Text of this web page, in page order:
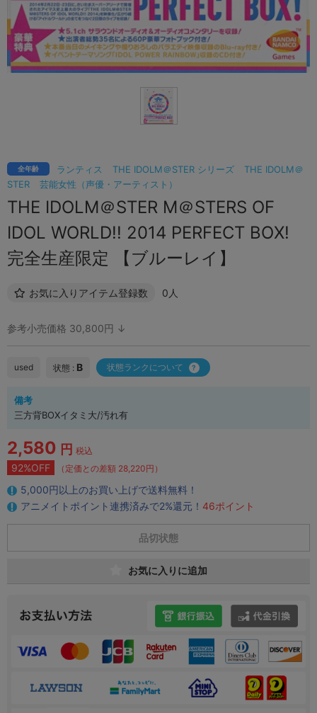
ランティス THE IDOLM＠STER シリーズ
THE IDOLM＠
STER
芸能女性（声優・アーティスト）
全年齢
THE IDOLM＠STER M＠STERS OF
IDOL WORLD!! 2014 PERFECT BOX!
完全生産限定 【ブルーレイ】
お気に入りアイテム登録数 0人
参考小売価格 30,800円 ↓
used 状態 : B 状態ランクについて
備考
三方背BOXイタミ大/汚れ有
2,580 円 税込
92%OFF （定価との差額 28,220円）
5,000円以上のお買い上げで送料無料！
アニメイトポイント連携済みで2%還元！ 46ポイント
品切状態
お気に入りに追加